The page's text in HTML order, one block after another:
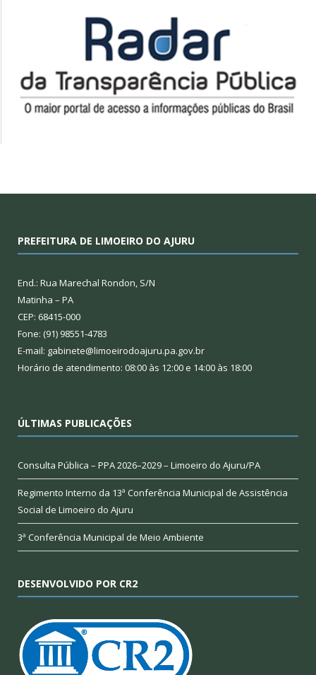
PREFEITURA DE LIMOEIRO DO AJURU
End.: Rua Marechal Rondon, S/N
Matinha – PA
CEP: 68415-000
Fone: (91) 98551-4783
E-mail: gabinete@limoeirodoajuru.pa.gov.br
Horário de atendimento: 08:00 às 12:00 e 14:00 às 18:00
ÚLTIMAS PUBLICAÇÕES
Consulta Pública – PPA 2026–2029 – Limoeiro do Ajuru/PA
Regimento Interno da 13ª Conferência Municipal de Assistência
Social de Limoeiro do Ajuru
3ª Conferência Municipal de Meio Ambiente
DESENVOLVIDO POR CR2